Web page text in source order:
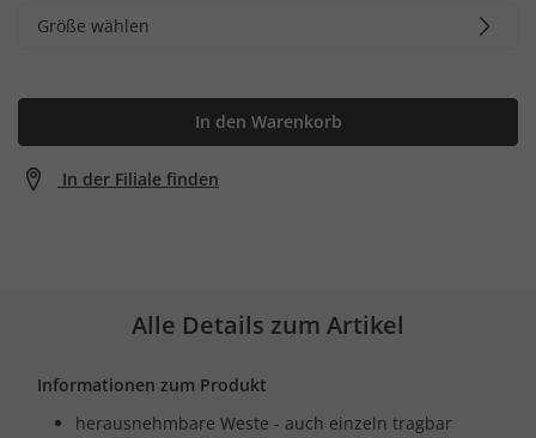
Größe wählen
In den Warenkorb
In der Filiale finden
Alle Details zum Artikel
Informationen zum Produkt
herausnehmbare Weste - auch einzeln tragbar